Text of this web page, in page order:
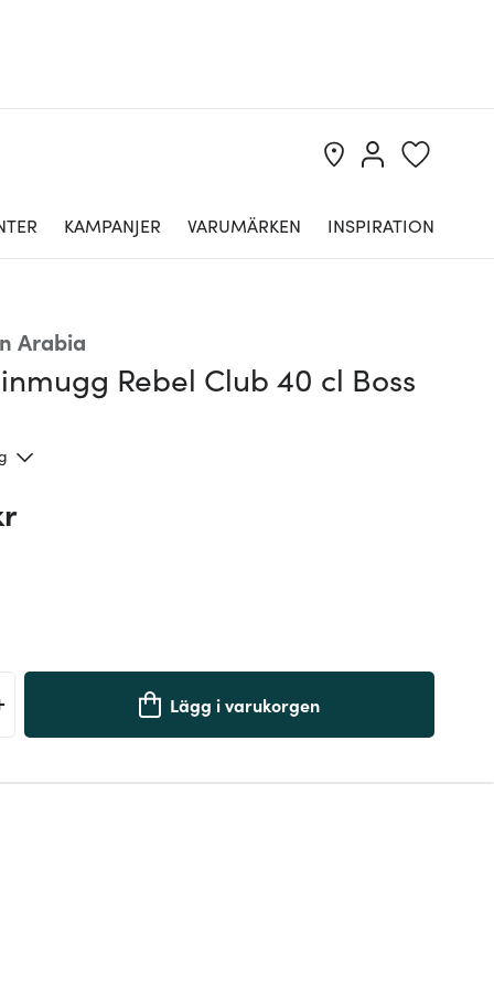
KAMPANJER VARUMÄRKEN INSPIRATION
Arabia
Rebel Club 40 cl Boss
Lägg i varukorgen